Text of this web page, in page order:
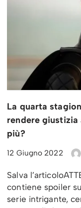
La quarta
rendere
più?
12 Giugno 2022
Salva
contiene spoiler
serie intrigante,